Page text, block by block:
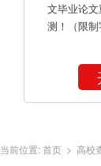
文毕业论
测！（限
当前位置:首页 > 高校